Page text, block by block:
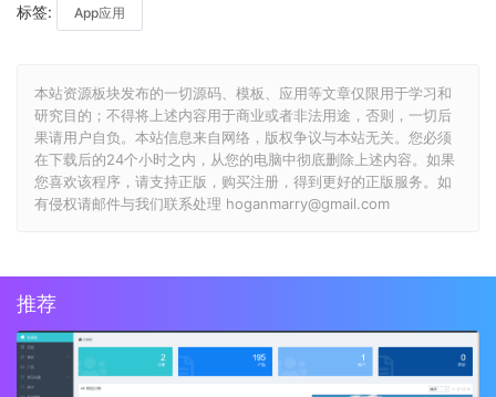
标签: App应用
本站资源板块发布的一切源码、模板、应用等文章仅限用于学习和
研究目的；不得将上述内容用于商业或者非法用途，否则，一切后
果请用户自负。本站信息来自网络，版权争议与本站无关。您必须
在下载后的24个小时之内，从您的电脑中彻底删除上述内容。如果
您喜欢该程序，请支持正版，购买注册，得到更好的正版服务。如
有侵权请邮件与我们联系处理 hoganmarry@gmail.com
推荐